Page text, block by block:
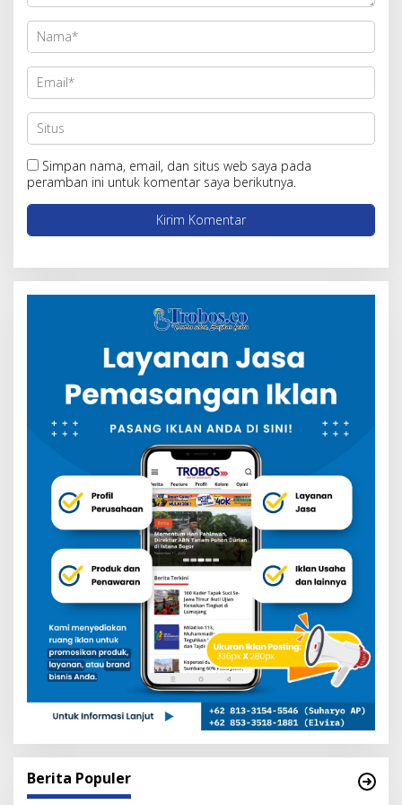
Simpan nama, email, dan situs web saya pada
peramban ini untuk komentar saya berikutnya.
Berita Populer